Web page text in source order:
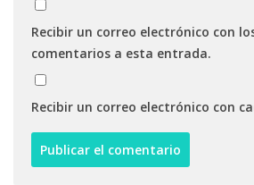
Recibir un correo electrónico con
comentarios a esta entrada.
Recibir un correo electrónico con